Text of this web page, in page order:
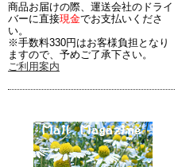
商品お届けの際、運送会社のドライ
バーに直接現金でお支払いくださ
い。
※手数料330円はお客様負担となり
ますので、予めご了承下さい。
ご利用案内